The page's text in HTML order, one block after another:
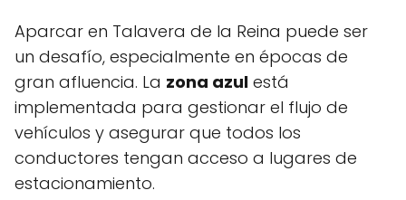
Aparcar en Talavera de la Reina puede ser
un desafío, especialmente en épocas de
gran afluencia. La zona azul está
implementada para gestionar el flujo de
vehículos y asegurar que todos los
conductores tengan acceso a lugares de
estacionamiento.